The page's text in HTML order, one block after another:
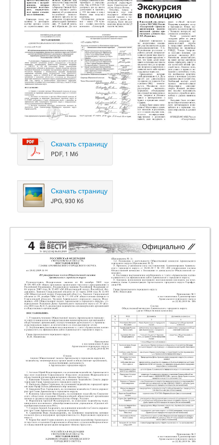
Скачать страницу
PDF, 1 Мб
Скачать страницу
JPG, 930 Кб